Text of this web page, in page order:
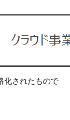
化されたもので